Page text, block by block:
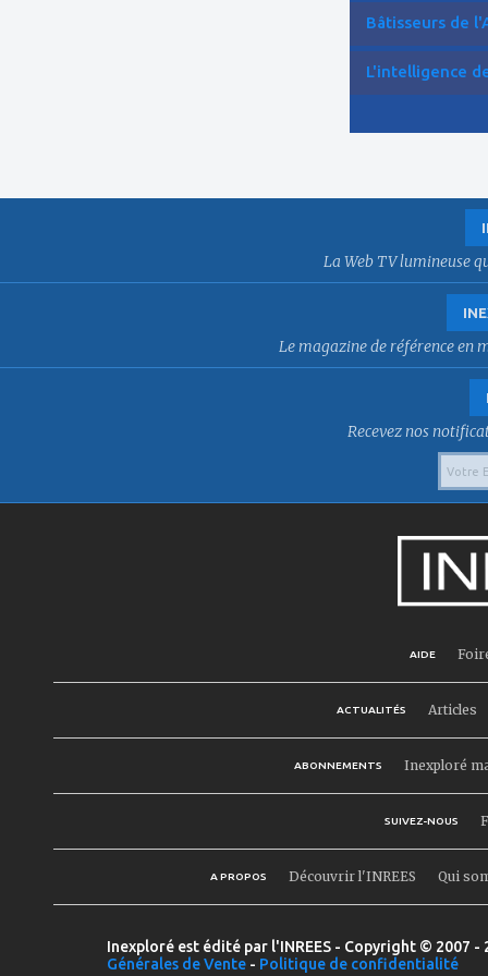
Bâtisseurs de
L'intelligence
La Web TV lumineuse
Le magazine de référence en
Recevez nos
AIDE
ACTUALITÉS Articles
ABONNEMENTS Inexploré
SUIVEZ-NOUS
A PROPOS Découvrir l'INREES Qui
Inexploré est édité par l'INREES - Copyright © 2007
Générales de Vente - Politique de confidentialité